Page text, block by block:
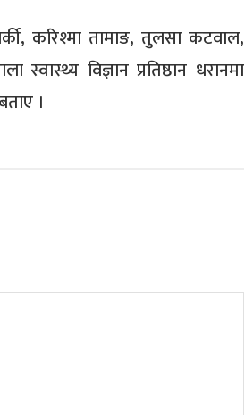
करिश्मा तामाङ, तुलसा कटवाल,
विज्ञान प्रतिष्ठान धरानमा
।